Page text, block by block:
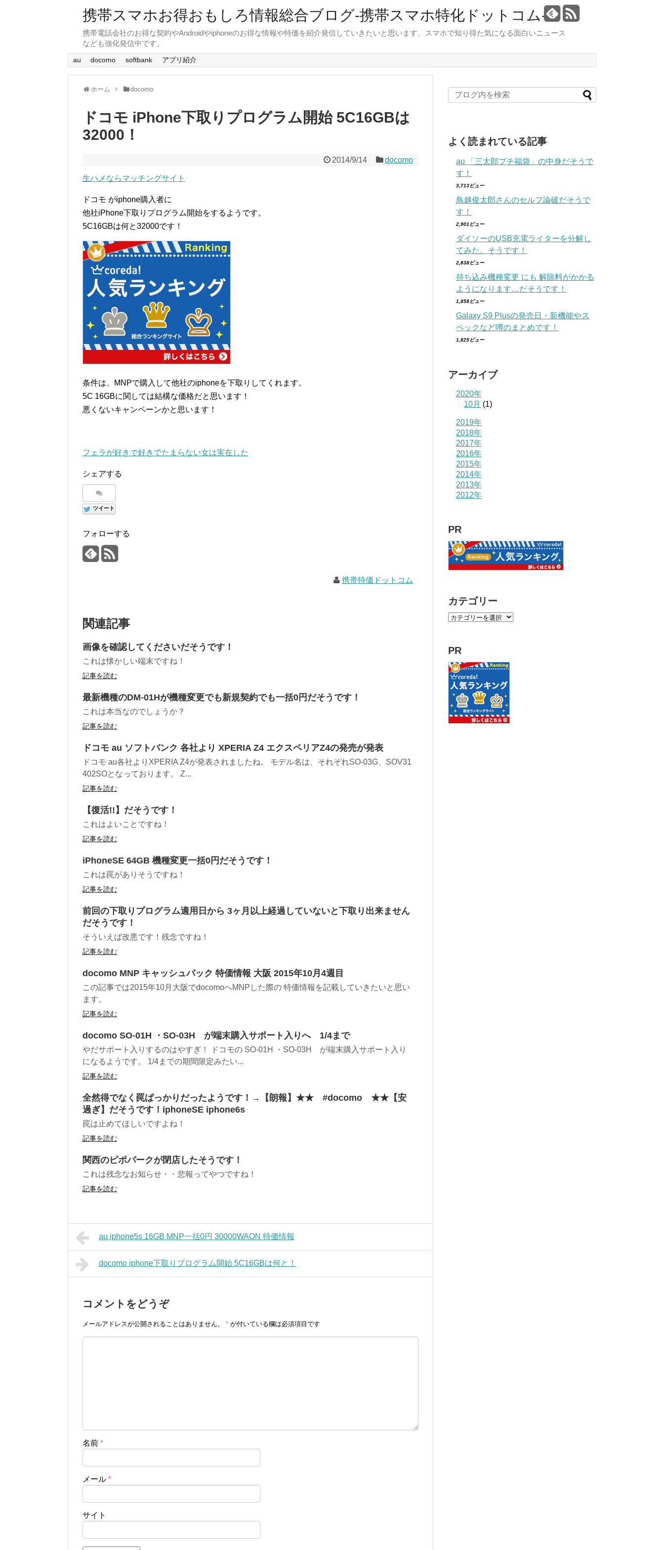
携帯スマホお得おもしろ情報総合ブログ-携帯スマホ特化ドットコム-
携帯電話会社のお得な契約やAndroidやiphoneのお得な情報や特価を紹介発信していきたいと思います。スマホで知り得た気になる面白いニュース
なども強化発信中です。
au docomo softbank アプリ紹介
ホーム docomo
ドコモ iPhone下取りプログラム開始 5C16GBは
32000！
2014/9/14 docomo
生ハメならマッチングサイト
ドコモ がiphone購入者に
他社iPhone下取りプログラム開始をするようです。
5C16GBは何と32000です！
条件は、MNPで購入して他社のiphoneを下取りしてくれます。
5C 16GBに関しては結構な価格だと思います！
悪くないキャンペーンかと思います！
フェラが好きで好きでたまらない女は実在した
シェアする
ツイート
フォローする
携帯特価ドットコム
関連記事
画像を確認してくださいだそうです！
これは懐かしい端末ですね！
記事を読む
最新機種のDM-01Hが機種変更でも新規契約でも一括0円だそうです！
これは本当なのでしょうか？
記事を読む
ドコモ au ソフトバンク 各社より XPERIA Z4 エクスペリアZ4の発売が発表
ドコモ au各社よりXPERIA Z4が発表されましたね。 モデル名は、それぞれSO-03G、SOV31
402SOとなっております。 Z...
記事を読む
【復活!!】だそうです！
これはよいことですね！
記事を読む
iPhoneSE 64GB 機種変更一括0円だそうです！
これは罠がありそうですね！
記事を読む
前回の下取りプログラム適用日から 3ヶ月以上経過していないと下取り出来ません
だそうです！
そういえば改悪です！残念ですね！
記事を読む
docomo MNP キャッシュバック 特価情報 大阪 2015年10月4週目
この記事では2015年10月大阪でdocomoへMNPした際の 特価情報を記載していきたいと思い
ます。
記事を読む
docomo SO-01H ・SO-03H が端末購入サポート入りへ 1/4まで
やだサポート入りするのはやすぎ！ ドコモの SO-01H ・SO-03H が端末購入サポート入り
になるようです。 1/4までの期間限定みたい...
記事を読む
全然得でなく罠ばっかりだったようです！→【朗報】★★ #docomo ★★【安
過ぎ】だそうです！iphoneSE iphone6s
罠は止めてほしいですよね！
記事を読む
関西のピポパークが閉店したそうです！
これは残念なお知らせ・・悲報ってやつですね！
記事を読む
au iphone5s 16GB MNP一括0円 30000WAON 特価情報
docomo iphone下取りプログラム開始 5C16GBは何と！
コメントをどうぞ
メールアドレスが公開されることはありません。 * が付いている欄は必須項目です
名前 *
メール *
サイト
よく読まれている記事
au 「三太郎プチ福袋」の中身だそうで
す！
3,713ビュー
鳥越俊太郎さんのセルフ論破だそうで
す！
2,901ビュー
ダイソーのUSB充電ライターを分解し
てみた。そうです！
2,838ビュー
持ち込み機種変更 にも 解除料がかかる
ようになります…だそうです！
1,858ビュー
Galaxy S9 Plusの発売日・新機能やス
ペックなど噂のまとめです！
1,825ビュー
アーカイブ
2020年
10月 (1)
2019年
2018年
2017年
2016年
2015年
2014年
2013年
2012年
PR
カテゴリー
PR